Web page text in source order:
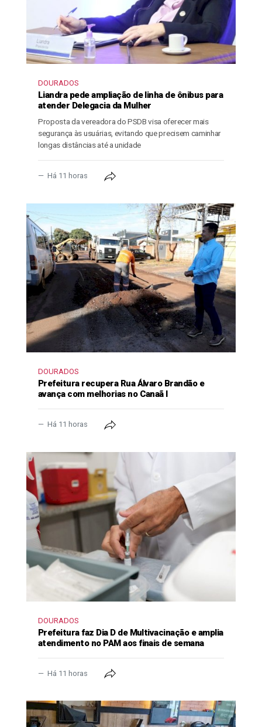
DOURADOS
Liandra pede ampliação de linha de ônibus para
atender Delegacia da Mulher
Proposta da vereadora do PSDB visa oferecer mais
segurança às usuárias, evitando que precisem caminhar
longas distâncias até a unidade
Há 11 horas
DOURADOS
Prefeitura recupera Rua Álvaro Brandão e
avança com melhorias no Canaã I
Há 11 horas
DOURADOS
Prefeitura faz Dia D de Multivacinação e amplia
atendimento no PAM aos finais de semana
Há 11 horas